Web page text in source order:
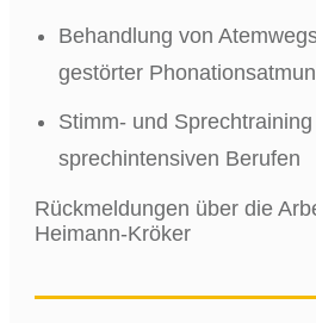
Behandlung von
gestörter
Stimm- und
sprechintensiven Berufen
Rückmeldungen über die
Heimann-Kröker